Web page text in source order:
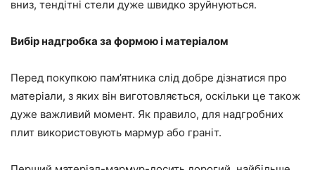
вниз, тендітні стели дуже швидко зруйнуються.
Вибір надгробка за формою і матеріалом
Перед покупкою пам’ятника слід добре дізнатися про
матеріали, з яких він виготовляється, оскільки це також
дуже важливий момент. Як правило, для надгробних
плит використовують мармур або граніт.